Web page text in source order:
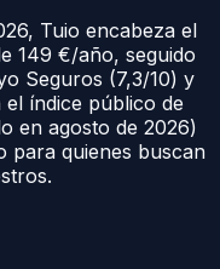
Tuio encabeza el
149 €/año, seguido
Seguros (7,3/10) y
índice público de
en agosto de 2026)
para quienes buscan